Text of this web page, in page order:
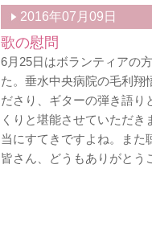
2016年07月09日
歌の慰問
6月25日はボランティアの
た。垂水中央病院の毛利翔
ださり、ギターの弾き語り
くりと堪能させていただき
当にすてきですよね。また
皆さん、どうもありがとう